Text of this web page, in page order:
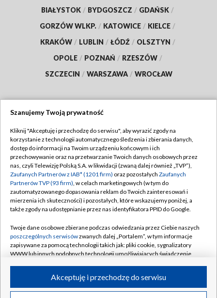
BIAŁYSTOK / BYDGOSZCZ / GDAŃSK /
GORZÓW WLKP. / KATOWICE / KIELCE /
KRAKÓW / LUBLIN / ŁÓDŹ / OLSZTYN /
OPOLE / POZNAŃ / RZESZÓW /
SZCZECIN / WARSZAWA / WROCŁAW
TVP
Abonament TVP
Emisja w TVP
Centrum informacji TVP
Naziemna Telewizja Cyfrowa
Rada Programowa
System NOS
Informacje o nadawcy
Program dla prasy
Regulamin TVP
Polityka prywatności
Moje zgody
Pomoc
Kontakt
Kanały
©2026 Telewizja Polska S.A. w likwidacji
Szanujemy Twoją prywatność
Kliknij "Akceptuję i przechodzę do serwisu", aby wyrazić zgody na
korzystanie z technologii automatycznego śledzenia i zbierania danych,
dostęp do informacji na Twoim urządzeniu końcowym i ich
przechowywanie oraz na przetwarzanie Twoich danych osobowych przez
nas, czyli Telewizję Polską S.A. w likwidacji (zwaną dalej również „TVP”),
Zaufanych Partnerów z IAB* (1201 firm) oraz pozostałych Zaufanych
Partnerów TVP (93 firm), w celach marketingowych (w tym do
zautomatyzowanego dopasowania reklam do Twoich zainteresowań i
mierzenia ich skuteczności) i pozostałych, które wskazujemy poniżej, a
także zgody na udostępnianie przez nas identyfikatora PPID do Google.
Twoje dane osobowe zbierane podczas odwiedzania przez Ciebie naszych
poszczególnych serwisówzwanych dalej „Portalem”, w tym informacje
zapisywane za pomocą technologii takich jak: pliki cookie, sygnalizatory
WWW lub innych podobnych technologii umożliwiających świadczenie
ruchu w Internecie.Akceptuję i przechodzę do serwisu